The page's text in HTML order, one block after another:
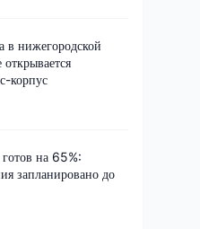
в нижегородской
открывается
корпус
на 65%:
запланировано до